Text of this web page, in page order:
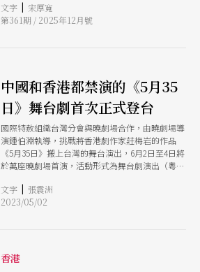
綱，怎麼辦？就讓舞台指示唸大綱吧。第二次排
練，大綱全變成對白了，排練得從頭來，我心涼了
股，為它第一次啼哭感動。 那時的競爭心態還特
別強烈。劇本農場有3個劇本、3位導演，以及3套
完整的舞台、服裝、燈光。我可不能輸。劇中的淹
水、白鷺鷥等，演員手拿著白色腳凳，如操偶一
般，用簡約的手法表現出來。原來是獨白的台詞，
因為場上有演員stand by，那些話彷彿說給其他角
色聽，成為讀劇專屬的特別詮釋。 這是我做過最
具規模的讀劇表演。但做完之後，也有「做得太完
整了」的檢討出現。這麼多年我總是想：當年的讀
劇版本可以直接變成完整演出，應該蠻好看。 你
認為導演一場「讀劇」最該注意的原則是什麼？我
導。我會以一個統一的概念去處理所有畫面與表
文字 | 宋厚寬
第361期 / 2025年12月號
中國和香港都禁演的《5月35
日》舞台劇首次正式登台
國際特赦組織台灣分會與曉劇場合作，由曉劇場導
演鍾伯淵執導，挑戰將香港劇作家莊梅岩的作品
《5月35日》搬上台灣的舞台演出，6月2日至4日將
於萬座曉劇場首演，活動形式為舞台劇演出（粵語
6場演出（華語五場、粵語一場），6月2日為貴賓
場，6月3日與6月4日則開放民眾報名索票。
文字 | 張震洲
2023/05/02
香港